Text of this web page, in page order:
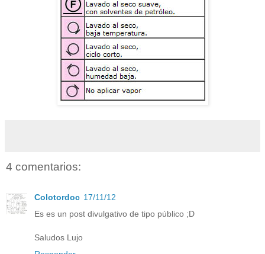
4 comentarios:
Colotordoc 17/11/12
Es es un post divulgativo de tipo público ;D
Saludos Lujo